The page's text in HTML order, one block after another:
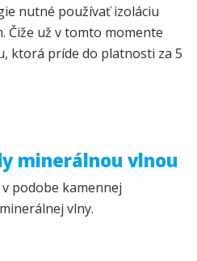
nutné používať izoláciu
Čiže už v tomto momente
ktorá príde do platnosti za 5
minerálnou vlnou
podobe kamennej
vlny.